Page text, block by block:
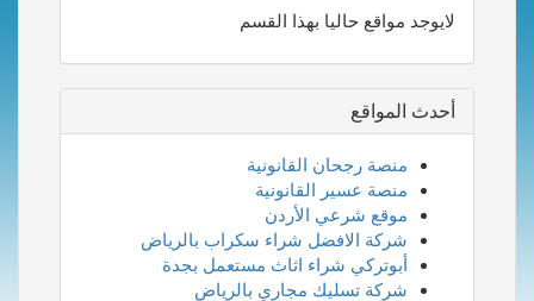
لايوجد مواقع حاليا بهذا القسم
أحدث المواقع
منصة رجحان القانونية
منصة عسير القانونية
موقع شرعي الأردن
شركة الافضل شراء سكراب بالرياض
أبوتركي شراء اثاث مستعمل بجدة
شركة تسليك مجاري بالرياض